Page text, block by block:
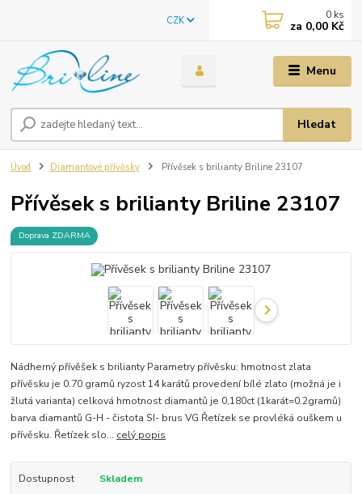
Menu
CZK
Hledat
0 ks
za 0,00 Kč
Úvod Diamantové přívěsky Přívěsek s brilianty Briline 23107
Přívěsek s brilianty Briline 23107
Doprava ZDARMA
Nádherný přívěšek s brilianty Parametry přívěsku: hmotnost zlata
přívěsku je 0.70 gramů ryzost 14 karátů provedení bílé zlato (možná je i
žlutá varianta) celková hmotnost diamantů je 0,180ct (1karát=0.2gramů)
barva diamantů G-H - čistota SI- brus VG Řetízek se provléká ouškem u
přívěsku. Řetízek slo... celý popis
Dostupnost
Skladem